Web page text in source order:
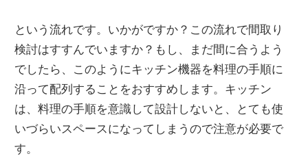
という流れです。いかがですか？この流れで間取り
検討はすすんでいますか？もし、まだ間に合うよう
でしたら、このようにキッチン機器を料理の手順に
沿って配列することをおすすめします。キッチン
は、料理の手順を意識して設計しないと、とても使
いづらいスペースになってしまうので注意が必要で
す。